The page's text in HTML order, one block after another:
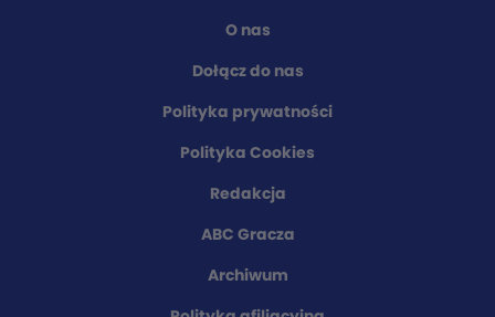
O nas
Dołącz do nas
Polityka prywatności
Polityka Cookies
Redakcja
ABC Gracza
Archiwum